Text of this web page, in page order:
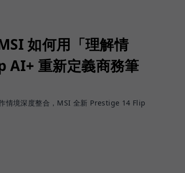
如何用「理解情
重新定義商務筆
情境深度整合，MSI 全新 Prestige 14 Flip